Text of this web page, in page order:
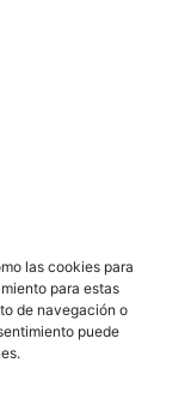
las cookies para
para estas
de navegación o
puede